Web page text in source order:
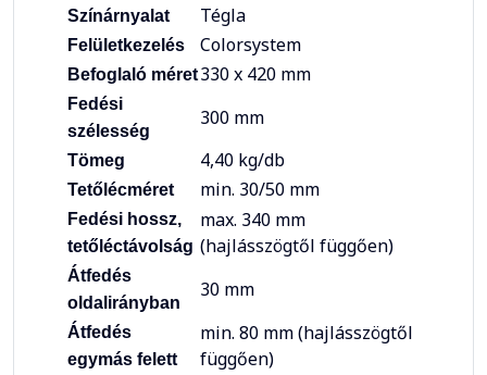
Színárnyalat Tégla
Felületkezelés Colorsystem
Befoglaló méret330 x 420 mm
Fedési
szélesség
300 mm
Tömeg 4,40 kg/db
Tetőlécméret min. 30/50 mm
Fedési hossz,
tetőléctávolság
max. 340 mm
(hajlásszögtől függően)
Átfedés
oldalirányban
30 mm
Átfedés
egymás felett
min. 80 mm (hajlásszögtől
függően)